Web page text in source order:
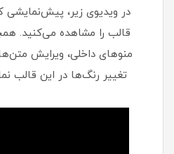
در ویدیوی زیر، پیش‌نمایشی
قالب را مشاهده می‌کنید.
منوهای داخلی، ویرایش
تغییر رنگ‌ها در این قالب